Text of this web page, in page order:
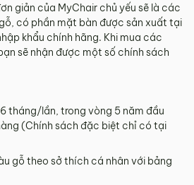
giản của MyChair chủ yếu sẽ là các
có phần mặt bàn được sản xuất tại
khẩu chính hãng. Khi mua các
sẽ nhận được một số chính sách
6 tháng/lần, trong vòng 5 năm đầu
(Chính sách đặc biệt chỉ có tại
gỗ theo sở thích cá nhân với bảng